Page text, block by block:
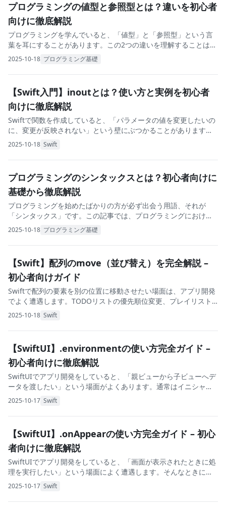
プログラミングの値型と参照型とは？違いを初心者
向けに徹底解説
プログラミングを学んでいると、「値型」と「参照型」という言
葉を耳にすることがあります。この2つの違いを理解することは、
予期せぬバグを防ぎ、効率的なコードを書くために非常に重要で
す。この記事では、値型と参照型の違いを初心者
2025-10-18 プログラミング基礎
【Swift入門】inoutとは？使い方と実例を初心者
向けに徹底解説
Swiftで関数を作成していると、「パラメータの値を変更したいの
に、変更が反映されない」という壁にぶつかることがあります。
その解決策の一つがinoutキーワードです。この記事では、Swift
2025-10-18 Swift
プログラミングのシンタックスとは？初心者向けに
基礎から徹底解説
プログラミングを始めたばかりの方が必ず出会う用語、それが
「シンタックス」です。この記事では、プログラミングにおける
シンタックスの意味から具体例、よくあるエラーの対処法まで、
初心者の方にもわかりやすく解説します。 シンタッ
2025-10-18 プログラミング基礎
【Swift】配列のmove（並び替え）を完全解説 –
初心者向けガイド
Swiftで配列の要素を別の位置に移動させたい場面は、アプリ開発
でよく遭遇します。TODOリストの優先順位変更、プレイリスト
の曲順変更、お気に入りの並び替えなど、ユーザーが自由に順序
2025-10-18 Swift
【SwiftUI】.environmentの使い方完全ガイド –
初心者向けに徹底解説
SwiftUIでアプリ開発をしていると、「親ビューから子ビューへデ
ータを渡したい」という場面がよくあります。通常はイニシャラ
イザでプロパティを渡しますが、階層が深くなると、すべてのビ
2025-10-17 Swift
【SwiftUI】.onAppearの使い方完全ガイド – 初心
者向けに徹底解説
SwiftUIでアプリ開発をしていると、「画面が表示されたときに処
理を実行したい」という場面によく遭遇します。そんなときに使
うのが.onAppearモディファイアです。 本記事では、SwiftUI初心
2025-10-17 Swift